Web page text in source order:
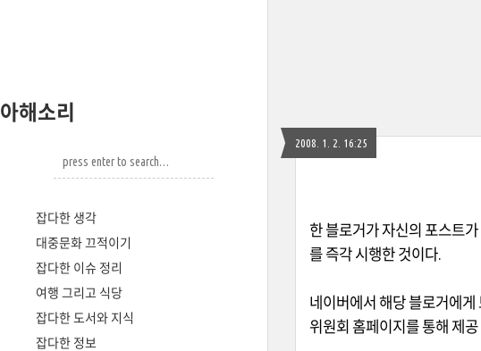
아해소리
잡다한 생각
대중문화 끄적이기
잡다한 이슈 정리
여행 그리고 식당
잡다한 도서와 지식
잡다한 정보
2008. 1. 2. 16:25
한 블로거가 자신의 포스트
를 즉각 시행한 것이다
네이버에서 해당 블로거에
위원회 홈페이지를 통해 제